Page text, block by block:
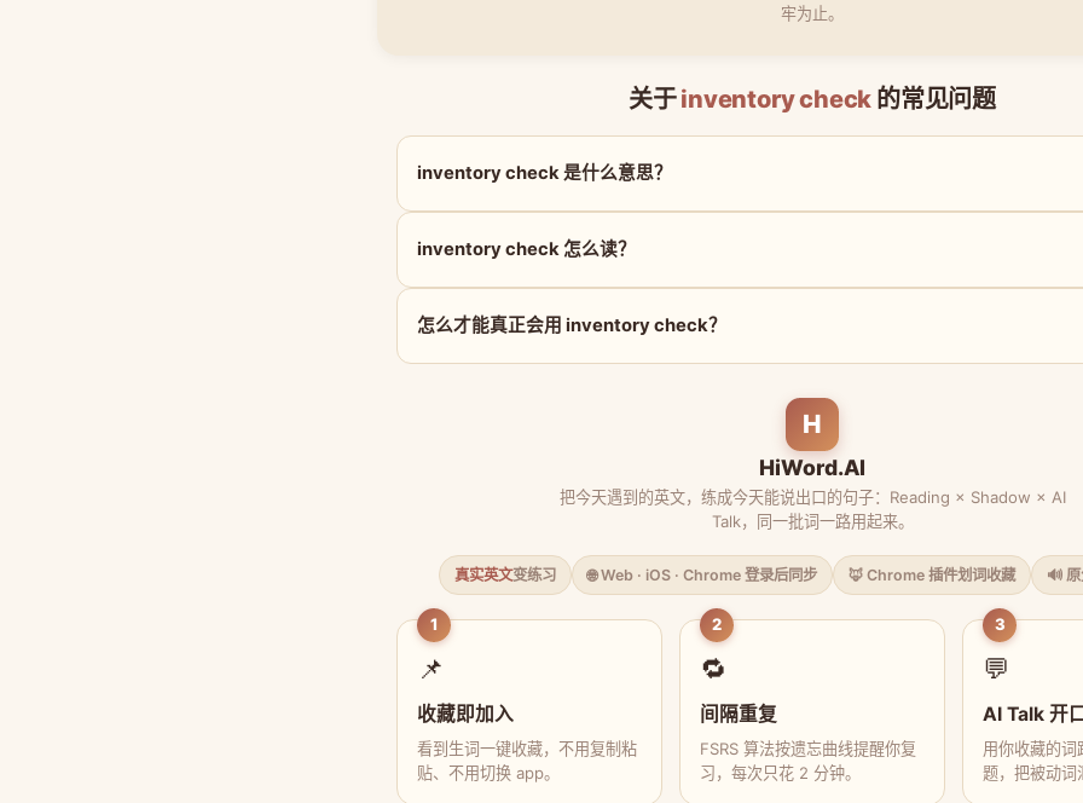
牢为止。
关于inventory check 的常见问题
inventory check 是什么意思？
inventory check 怎么读？
怎么才能真正会用 inventory check？
H
HiWord.AI
把今天遇到的英文，练成今天能说出口的句子：Reading × Shadow × AI
Talk，同一批词一路用起来。
真实英文变练习 🌐 Web · iOS · Chrome 登录后同步 🦊 Chrome 插件划词收藏 🔊
1
📌
收藏即加入
看到生词一键收藏，不用复制粘
贴、不用切换 app。
2
🔁
间隔重复
FSRS 算法按遗忘曲线提醒你复
习，每次只花 2 分钟。
3
💬
AI Talk 开
用你收藏的词
题，把被动词